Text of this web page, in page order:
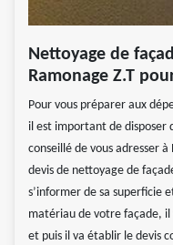
Nettoyage de
Ramonage Z.T
Pour vous préparer aux
il est important de disposer
conseillé de vous adresser
devis de nettoyage de
s’informer de sa superficie
matériau de votre façade,
et puis il va établir le devis